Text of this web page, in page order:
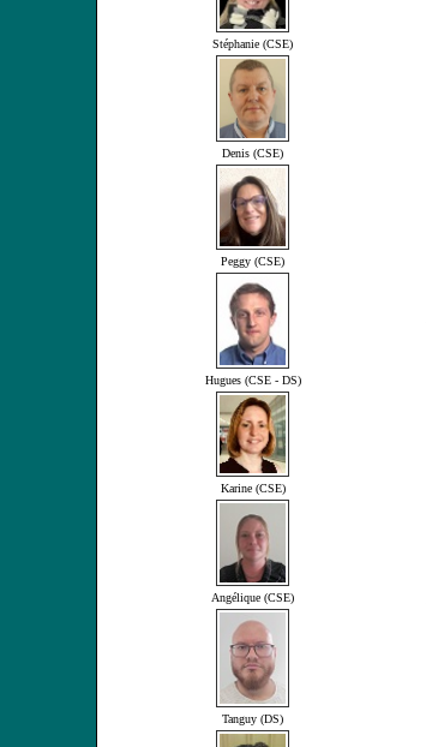
Stéphanie (CSE)
Denis (CSE)
Peggy (CSE)
Hugues (CSE - DS)
Karine (CSE)
Angélique (CSE)
Tanguy (DS)